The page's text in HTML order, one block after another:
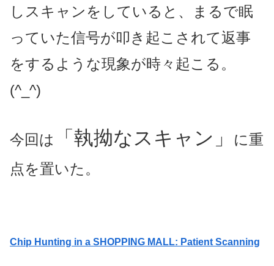
しスキャンをしていると、まるで眠
っていた信号が叩き起こされて返事
をするような現象が時々起こる。
(^_^)
今回は 「執拗なスキャン」
に重
点を置いた。
Chip Hunting in a SHOPPING MALL: Patient Scanning